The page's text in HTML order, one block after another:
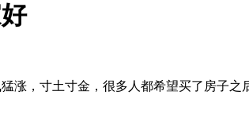
涨，寸土寸金，很多人都希望买了房子